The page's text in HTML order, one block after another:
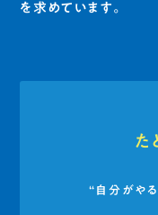
を求めています。
た
“自分がや